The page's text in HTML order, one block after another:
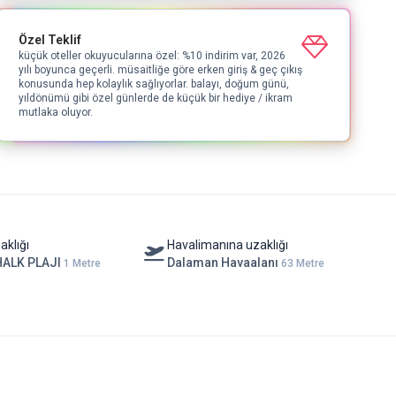
Özel Teklif
küçük oteller okuyucularına özel: %10 indirim var, 2026
yılı boyunca geçerli. müsaitliğe göre erken giriş & geç çıkış
konusunda hep kolaylık sağlıyorlar. balayı, doğum günü,
yıldönümü gibi özel günlerde de küçük bir hediye / ikram
mutlaka oluyor.
PLAJI 1 Metre
Havalimanına uzaklığı
Dalaman Havaalanı 63 Metre